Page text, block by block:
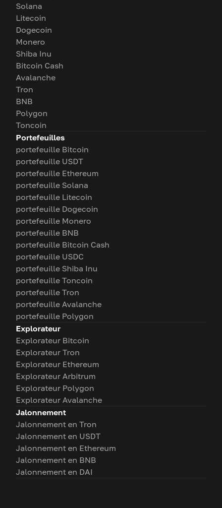
Solana
Litecoin
Dogecoin
Monero
Shiba Inu
Bitcoin Cash
Avalanche
Tron
BNB
Polygon
Toncoin
Portefeuilles
portefeuille Bitcoin
portefeuille USDT
portefeuille Ethereum
portefeuille Solana
portefeuille Litecoin
portefeuille Dogecoin
portefeuille Monero
portefeuille BNB
portefeuille Bitcoin Cash
portefeuille USDC
portefeuille Shiba Inu
portefeuille Toncoin
portefeuille Tron
portefeuille Avalanche
portefeuille Polygon
Explorateur
Explorateur Bitcoin
Explorateur Tron
Explorateur Ethereum
Explorateur Arbitrum
Explorateur Polygon
Explorateur Avalanche
Jalonnement
Jalonnement en Tron
Jalonnement en USDT
Jalonnement en Ethereum
Jalonnement en BNB
Jalonnement en DAI